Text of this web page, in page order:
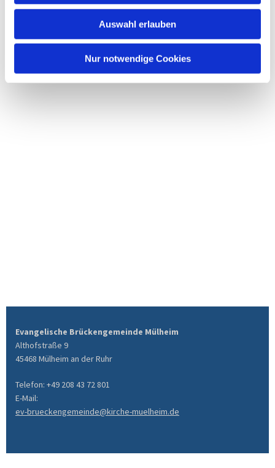
Auswahl erlauben
Nur notwendige Cookies
Evangelische Brückengemeinde Mülheim
Althofstraße 9
45468 Mülheim an der Ruhr
Telefon: +49 208 43 72 801
E-Mail:
ev-brueckengemeinde@kirche-muelheim.de